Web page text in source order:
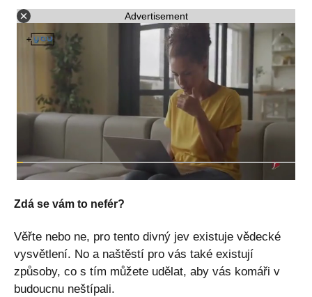
Advertisement
Zdá se vám to nefér?
Věřte nebo ne, pro tento divný jev existuje vědecké
vysvětlení. No a naštěstí pro vás také existují
způsoby, co s tím můžete udělat, aby vás komáři v
budoucnu neštípali.